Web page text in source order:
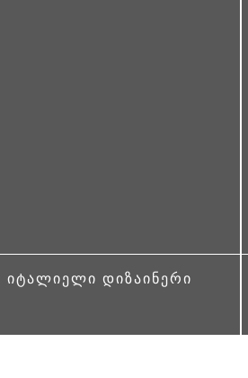
ᲘᲢᲐᲚᲘᲔᲚᲘ ᲓᲘᲖᲐᲘᲜᲔᲠᲘ